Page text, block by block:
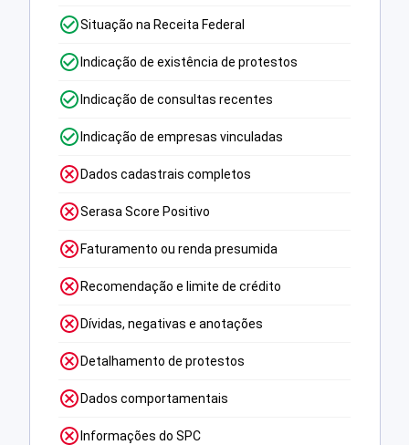
Situação na Receita Federal
Indicação de existência de protestos
Indicação de consultas recentes
Indicação de empresas vinculadas
Dados cadastrais completos
Serasa Score Positivo
Faturamento ou renda presumida
Recomendação e limite de crédito
Dívidas, negativas e anotações
Detalhamento de protestos
Dados comportamentais
Informações do SPC